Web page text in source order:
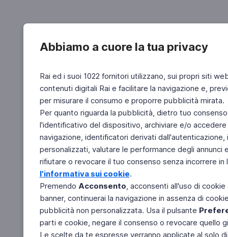
Abbiamo a cuore la tua privacy
Rai ed i suoi 1022 fornitori utilizzano, sui propri siti
contenuti digitali Rai e facilitare la navigazione e,
per misurare il consumo e proporre pubblicità mirata.
Per quanto riguarda la pubblicità, dietro tuo
l'identificativo del dispositivo, archiviare e/o
navigazione, identificatori derivati
personalizzati, valutare le performance degli
rifiutare o revocare il tuo consenso senza incorrere
l'informativa sui cookie.
Premendo Acconsento, acconsenti all'uso di
banner, continuerai la navigazione in assenza di
pubblicità non personalizzata. Usa il pulsante
parti e cookie, negare il consenso o revocare quello
Le scelte da te espresse verranno applicate al solo